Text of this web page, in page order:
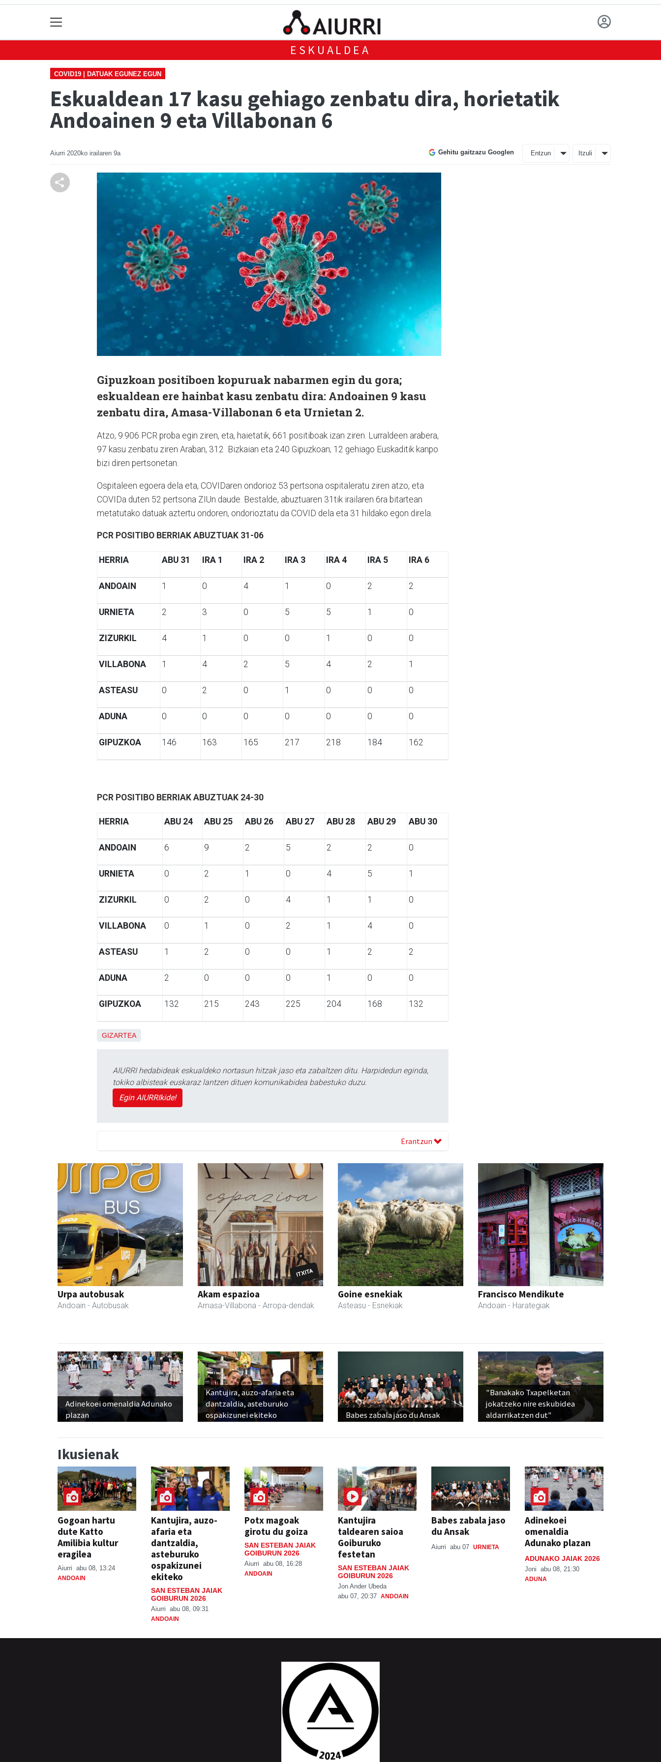
ESKUALDEA
COVID19 | DATUAK EGUNEZ EGUN
Eskualdean 17 kasu gehiago zenbatu dira, horietatik
Andoainen 9 eta Villabonan 6
Aiurri 2020ko irailaren 9a Gehitu gaitzazu Googlen Entzun Itzuli
Gipuzkoan positiboen kopuruak nabarmen egin du gora;
eskualdean ere hainbat kasu zenbatu dira: Andoainen 9 kasu
zenbatu dira, Amasa-Villabonan 6 eta Urnietan 2.
Atzo, 9.906 PCR proba egin ziren, eta, haietatik, 661 positiboak izan ziren. Lurraldeen arabera,
97 kasu zenbatu ziren Araban, 312 Bizkaian eta 240 Gipuzkoan; 12 gehiago Euskaditik kanpo
bizi diren pertsonetan.
Ospitaleen egoera dela eta, COVIDaren ondorioz 53 pertsona ospitaleratu ziren atzo, eta
COVIDa duten 52 pertsona ZIUn daude. Bestalde, abuztuaren 31tik irailaren 6ra bitartean
metatutako datuak aztertu ondoren, ondorioztatu da COVID dela eta 31 hildako egon direla.
PCR POSITIBO BERRIAK ABUZTUAK 31-06
HERRIA ABU 31 IRA 1 IRA 2 IRA 3 IRA 4 IRA 5 IRA 6
ANDOAIN 1 0 4 1 0 2 2
URNIETA 2 3 0 5 5 1 0
ZIZURKIL 4 1 0 0 1 0 0
VILLABONA 1 4 2 5 4 2 1
ASTEASU 0 2 0 1 0 0 0
ADUNA 0 0 0 0 0 0 0
GIPUZKOA 146 163 165 217 218 184 162
PCR POSITIBO BERRIAK ABUZTUAK 24-30
HERRIA ABU 24 ABU 25 ABU 26 ABU 27 ABU 28 ABU 29 ABU 30
ANDOAIN 6 9 2 5 2 2 0
URNIETA 0 2 1 0 4 5 1
ZIZURKIL 0 2 0 4 1 1 0
VILLABONA 0 1 0 2 1 4 0
ASTEASU 1 2 0 0 1 2 2
ADUNA 2 0 0 0 1 0 0
GIPUZKOA 132 215 243 225 204 168 132
GIZARTEA
AIURRI hedabideak eskualdeko nortasun hitzak jaso eta zabaltzen ditu. Harpidedun eginda,
tokiko albisteak euskaraz lantzen dituen komunikabidea babestuko duzu.
Egin AIURRIkide!
Erantzun
Urpa autobusak
Andoain - Autobusak
Akam espazioa
Amasa-Villabona - Arropa-dendak
Goine esnekiak
Asteasu - Esnekiak
Francisco Mendikute
Andoain - Harategiak
Adinekoei omenaldia Adunako
plazan
Kantujira, auzo-afaria eta
dantzaldia, asteburuko
ospakizunei ekiteko
Babes zabala jaso du Ansak
"Banakako Txapelketan
jokatzeko nire eskubidea
aldarrikatzen dut"
Ikusienak
Gogoan hartu
dute Katto
Amilibia kultur
eragilea
Aiurri abu 08, 13:24
ANDOAIN
Kantujira, auzo-
afaria eta
dantzaldia,
asteburuko
ospakizunei
ekiteko
SAN ESTEBAN JAIAK
GOIBURUN 2026
Aiurri abu 08, 09:31
ANDOAIN
Potx magoak
girotu du goiza
SAN ESTEBAN JAIAK
GOIBURUN 2026
Aiurri abu 08, 16:28
ANDOAIN
Kantujira
taldearen saioa
Goiburuko
festetan
SAN ESTEBAN JAIAK
GOIBURUN 2026
Jon Ander Ubeda
abu 07, 20:37 ANDOAIN
Babes zabala jaso
du Ansak
Aiurri abu 07 URNIETA
Adinekoei
omenaldia
Adunako plazan
ADUNAKO JAIAK 2026
Joni abu 08, 21:30
ADUNA